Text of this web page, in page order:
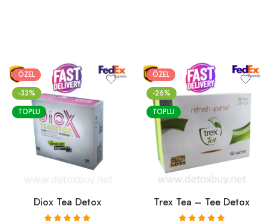
ÖZEL
-33%
TOPLU
Diox Tea Detox
ÖZEL
-26%
TOPLU
Trex Tea – Tee Detox